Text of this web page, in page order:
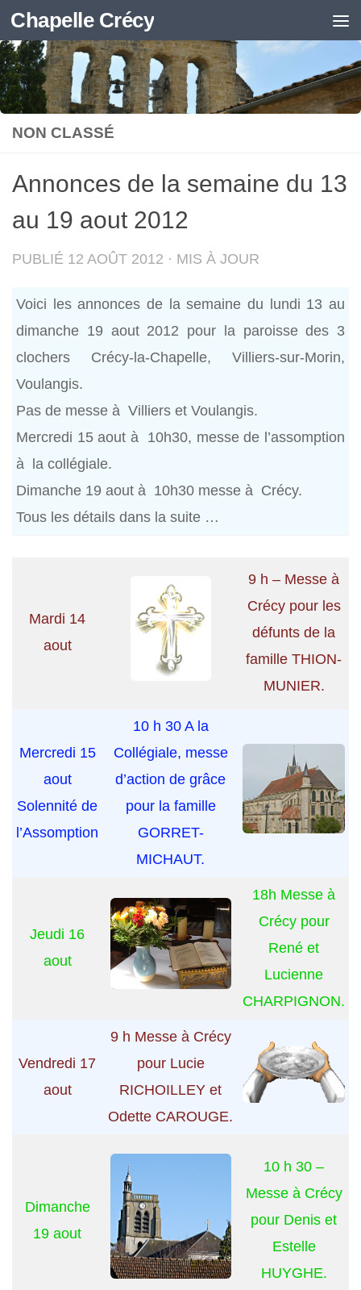
Skip to content
Chapelle Crécy
NON CLASSÉ
Annonces de la semaine du 13
au 19 aout 2012
PUBLIÉ 12 AOÛT 2012 · MIS À JOUR
Voici les annonces de la semaine du lundi 13 au
dimanche 19 aout 2012 pour la paroisse des 3
clochers Crécy-la-Chapelle, Villiers-sur-Morin,
Voulangis.
Pas de messe à Villiers et Voulangis.
Mercredi 15 aout à 10h30, messe de l’assomption
à la collégiale.
Dimanche 19 aout à 10h30 messe à Crécy.
Tous les détails dans la suite …
Mardi 14
aout
9 h – Messe à
Crécy pour les
défunts de la
famille THION-
MUNIER.
Mercredi 15
aout
Solennité de
l’Assomption
10 h 30 A la
Collégiale, messe
d’action de grâce
pour la famille
GORRET-
MICHAUT.
Jeudi 16
aout
18h Messe à
Crécy pour
René et
Lucienne
CHARPIGNON.
Vendredi 17
aout
9 h Messe à Crécy
pour Lucie
RICHOILLEY et
Odette CAROUGE.
Dimanche
19 aout
10 h 30 –
Messe à Crécy
pour Denis et
Estelle
HUYGHE.